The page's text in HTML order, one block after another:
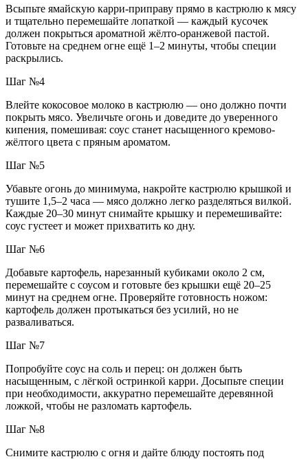
Всыпьте ямайскую карри-приправу прямо в кастрюлю к мясу
и тщательно перемешайте лопаткой — каждый кусочек
должен покрыться ароматной жёлто-оранжевой пастой.
Готовьте на среднем огне ещё 1–2 минуты, чтобы специи
раскрылись.
Шаг №4
Влейте кокосовое молоко в кастрюлю — оно должно почти
покрыть мясо. Увеличьте огонь и доведите до уверенного
кипения, помешивая: соус станет насыщенного кремово-
жёлтого цвета с пряным ароматом.
Шаг №5
Убавьте огонь до минимума, накройте кастрюлю крышкой и
тушите 1,5–2 часа — мясо должно легко разделяться вилкой.
Каждые 20–30 минут снимайте крышку и перемешивайте:
соус густеет и может прихватить ко дну.
Шаг №6
Добавьте картофель, нарезанный кубиками около 2 см,
перемешайте с соусом и готовьте без крышки ещё 20–25
минут на среднем огне. Проверяйте готовность ножом:
картофель должен протыкаться без усилий, но не
разваливаться.
Шаг №7
Попробуйте соус на соль и перец: он должен быть
насыщенным, с лёгкой остринкой карри. Досыпьте специи
при необходимости, аккуратно перемешайте деревянной
ложкой, чтобы не разломать картофель.
Шаг №8
Снимите кастрюлю с огня и дайте блюду постоять под